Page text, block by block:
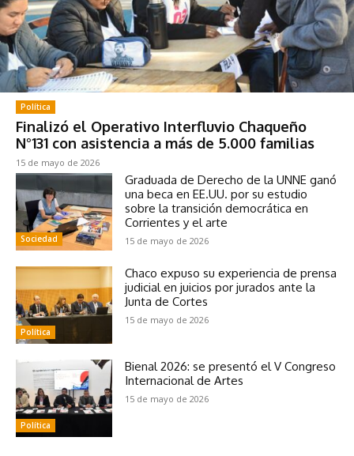
Política
Finalizó el Operativo Interfluvio Chaqueño
N°131 con asistencia a más de 5.000 familias
15 de mayo de 2026
Sociedad
Graduada de Derecho de la UNNE ganó
una beca en EE.UU. por su estudio
sobre la transición democrática en
Corrientes y el arte
15 de mayo de 2026
Política
Chaco expuso su experiencia de prensa
judicial en juicios por jurados ante la
Junta de Cortes
15 de mayo de 2026
Política
Bienal 2026: se presentó el V Congreso
Internacional de Artes
15 de mayo de 2026